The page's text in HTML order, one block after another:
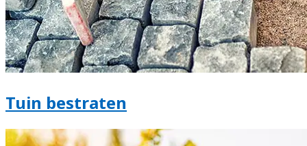
Tuin bestraten